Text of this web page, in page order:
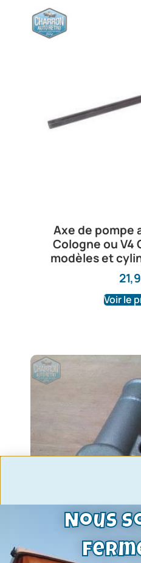
Axe de pompe
Cologne ou V4
modèles et
Voir le
Nous